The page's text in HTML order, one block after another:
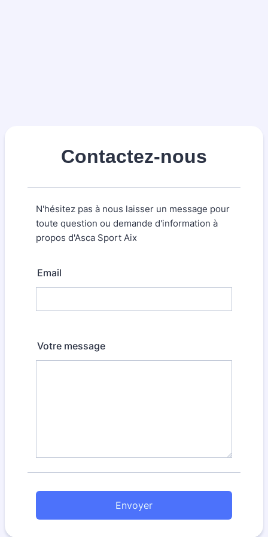
Contactez-nous
N'hésitez pas à nous laisser un message pour
toute question ou demande d'information à
propos d'Asca Sport Aix
Email
Votre message
Envoyer